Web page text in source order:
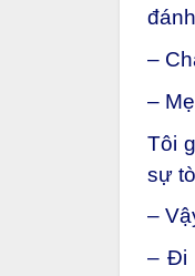
–
–
Tôi
sự
–
– Đi